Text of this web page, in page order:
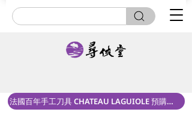
法國百年手工刀具 CHATEAU LAGUIOLE 預購中！